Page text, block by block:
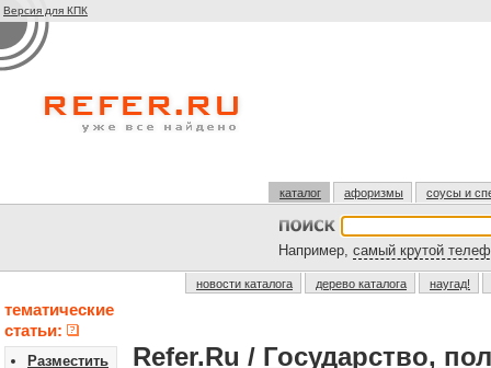
Версия для КПК
каталог афоризмы соусы и
Например, самый крутой
новости каталога дерево каталога наугад!
тематические
статьи:
Разместить
Refer.Ru / Государство,